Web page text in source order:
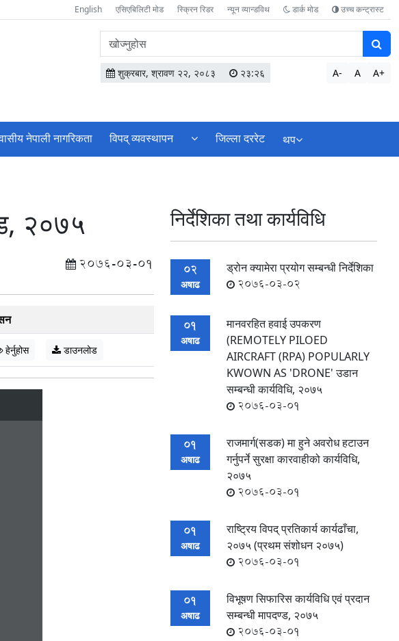
English एसिएबिलिटी मोड स्क्रिन रिडर न्यून व्यान्डविथ डार्क मोड उच्च कन्ट्रास्ट
वेबसाइटमा
सामग्री
खोज्नुहोस
शुक्रबार, श्रावण २२, २०८३ २३:२६ A- A A+
नेपाली नागरिकता विपद् व्यवस्थापन जिल्ला दररेट थप
२०७५
2076-03-01
हेर्नुहोस डाउनलोड
निर्देशिका तथा कार्यविधि
02
अषाढ
ड्रोन क्यामेरा प्रयोग सम्बन्धी निर्देशिका
2076-03-02
01
अषाढ
मानवरहित हवाई उपकरण
(REMOTELY PILOED
AIRCRAFT (RPA) POPULARLY
KWOWN AS 'DRONE' उडान
सम्बन्धी कार्यविधि, २०७५
2076-03-01
01
अषाढ
राजमार्ग(सडक) मा हुने अवरोध हटाउन
गर्नुपर्ने सुरक्षा कारवाहीको कार्यविधि,
२०७५
2076-03-01
01
अषाढ
राष्ट्रिय विपद् प्रतिकार्य कार्यढाँचा,
२०७५ (प्रथम संशोधन २०७५)
2076-03-01
01
अषाढ
विभूषण सिफारिस कार्यविधि एवं प्रदान
सम्बन्धी मापदण्ड, २०७५
2076-03-01